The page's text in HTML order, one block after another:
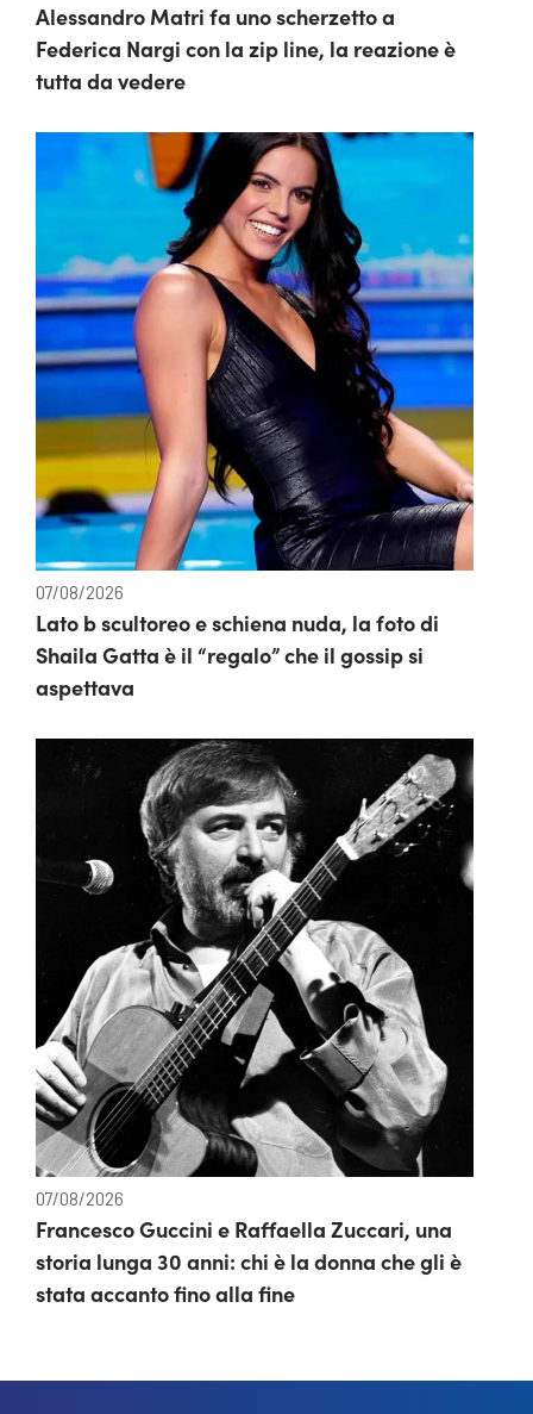
Alessandro Matri fa uno scherzetto a
Federica Nargi con la zip line, la reazione è
tutta da vedere
07/08/2026
Lato b scultoreo e schiena nuda, la foto di
Shaila Gatta è il “regalo” che il gossip si
aspettava
07/08/2026
Francesco Guccini e Raffaella Zuccari, una
storia lunga 30 anni: chi è la donna che gli è
stata accanto fino alla fine